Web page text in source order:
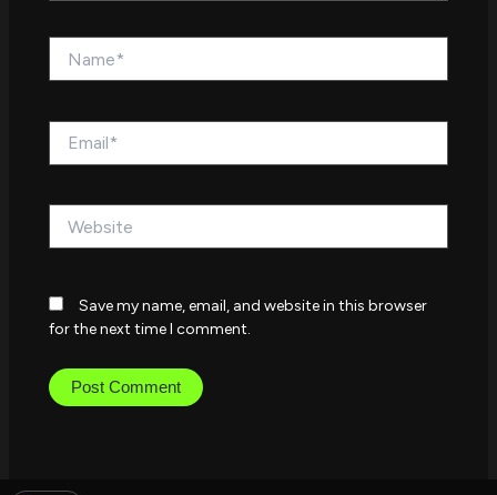
Save my name, email, and website in this browser
for the next time I comment.